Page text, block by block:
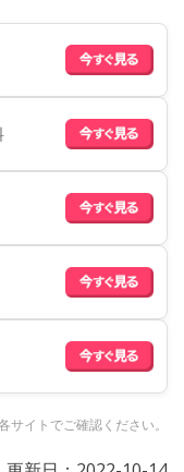
イトでご確認ください。